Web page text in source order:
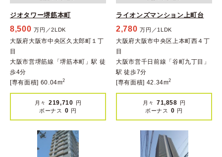
ジオタワー堺筋本町
8,500 万円／2LDK
大阪府大阪市中央区久太郎町１丁
目
大阪市営堺筋線「堺筋本町」駅 徒
歩4分
[専有面積] 60.04m2
月々 219,710 円
ボーナス
0 円
ライオンズマンション上町台
2,780 万円／1LDK
大阪府大阪市中央区上本町西４丁
目
大阪市営千日前線「谷町九丁目」
駅 徒歩7分
[専有面積] 42.34m2
月々 71,858 円
ボーナス
0 円